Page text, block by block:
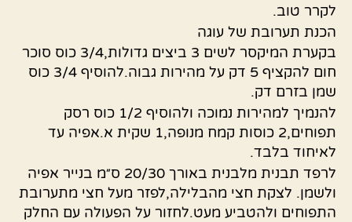
לקרר טוב.
הכנת תערובת של עוגה
בקערת המיקסר לשים 3 ביצים גדולות,3/4 כוס סוכר
חום להקציף 5 דק על מהירות גבוה.להוסיף 3/4 כוס
שמן בזרם דק.
להנמיך למהירות נמוכה ולהוסיף 1/2 כוס רסק
תפוחים,2 כוסות קמח מנופה,1 שקית א.אפיה עד
לאיחוד בלבד.
לרפד תבנית מלבנית באורך 20/30 ס״מ בנייר אפיה
ולשמן. לצקת חצי מהבלילה,לפזר מעל חצי מתערובת
התפוחים ולהטביע מעט.לחזור על הפעולה עם החלק